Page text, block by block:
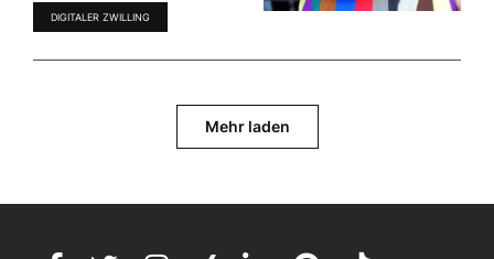
DIGITALER ZWILLING
Mehr laden